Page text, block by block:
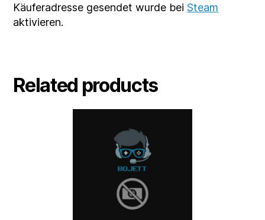
Käuferadresse gesendet wurde beiSteam
aktivieren.
Related products